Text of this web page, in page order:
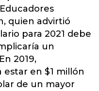
quien advirtió
para 2021 debe
un
2019,
en $1 millón
de un mayor